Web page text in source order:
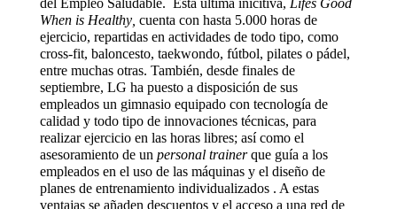
del Empleo Saludable. Esta última inicitiva, Lifes Good
When is Healthy, cuenta con hasta 5.000 horas de
ejercicio, repartidas en actividades de todo tipo, como
cross-fit, baloncesto, taekwondo, fútbol, pilates o pádel,
entre muchas otras. También, desde finales de
septiembre, LG ha puesto a disposición de sus
empleados un gimnasio equipado con tecnología de
calidad y todo tipo de innovaciones técnicas, para
realizar ejercicio en las horas libres; así como el
asesoramiento de un personal trainerque guía a los
empleados en el uso de las máquinas y el diseño de
planes de entrenamiento individualizados . A estas
ventajas se añaden descuentos y el acceso a una red de